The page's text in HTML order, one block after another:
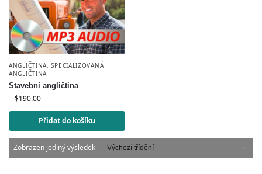
ANGLIČTINA,SPECIALIZOVANÁ
ANGLIČTINA
Stavební angličtina
$190.00
Přidat do košíku
Zobrazen jediný výsledek